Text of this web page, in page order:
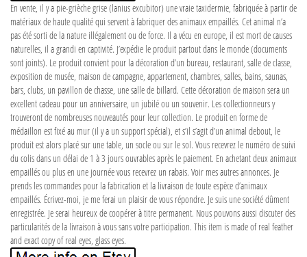
En vente, il y a pie-grièche grise (lanius excubitor) une vraie taxidermie, fabriquée à partir de
matériaux de haute qualité qui servent à fabriquer des animaux empaillés. Cet animal n’a
pas été sorti de la nature illégalement ou de force. Il a vécu en europe, il est mort de causes
naturelles, il a grandi en captivité. J’expédie le produit partout dans le monde (documents
sont joints). Le produit convient pour la décoration d’un bureau, restaurant, salle de classe,
exposition de musée, maison de campagne, appartement, chambres, salles, bains, saunas,
bars, clubs, un pavillon de chasse, une salle de billard. Cette décoration de maison sera un
excellent cadeau pour un anniversaire, un jubilé ou un souvenir. Les collectionneurs y
trouveront de nombreuses nouveautés pour leur collection. Le produit en forme de
médaillon est fixé au mur (il y a un support spécial), et s’il s’agit d’un animal debout, le
produit est alors placé sur une table, un socle ou sur le sol. Vous recevrez le numéro de suivi
du colis dans un délai de 1 à 3 jours ouvrables après le paiement. En achetant deux animaux
empaillés ou plus en une journée vous recevrez un rabais. Voir mes autres annonces. Je
prends les commandes pour la fabrication et la livraison de toute espèce d’animaux
empaillés. Écrivez-moi, je me ferai un plaisir de vous répondre. Je suis une société dûment
enregistrée. Je serai heureux de coopérer à titre permanent. Nous pouvons aussi discuter des
particularités de la livraison à vous sans votre participation. This item is made of real feather
and exact copy of real eyes, glass eyes.